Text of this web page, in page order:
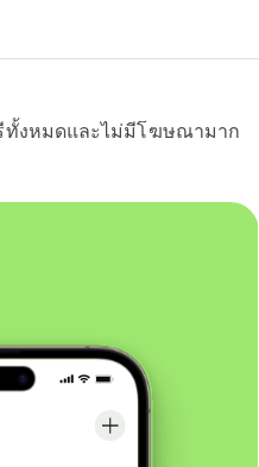
ทั้งหมดและไม่มีโฆษณามาก